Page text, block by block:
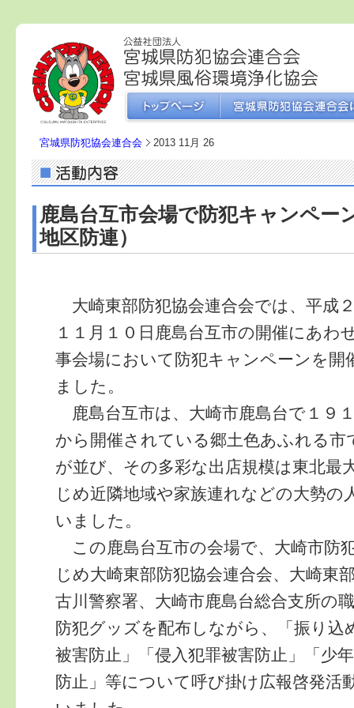
宮城県防犯協会連合会 2013 11月 26
鹿島台互市会場で防犯キャンペー
地区防連）
大崎東部防犯協会連合会では、平成
１１月１０日鹿島台互市の開催にあわ
事会場において防犯キャンペーンを開
ました。
鹿島台互市は、大崎市鹿島台で１９
から開催されている郷土色あふれる市
が並び、その多彩な出店規模は東北最
じめ近隣地域や家族連れなどの大勢の
いました。
この鹿島台互市の会場で、大崎市防
じめ大崎東部防犯協会連合会、大崎東
古川警察署、大崎市鹿島台総合支所の
防犯グッズを配布しながら、
「振り込
被害防止」「侵入犯罪被害防止」「少
防止」等について呼び掛け広報啓発活